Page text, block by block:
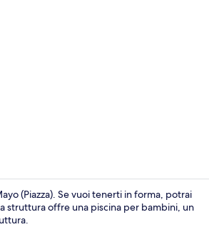
(Piazza). Se vuoi tenerti in forma, potrai
struttura offre una piscina per bambini, un